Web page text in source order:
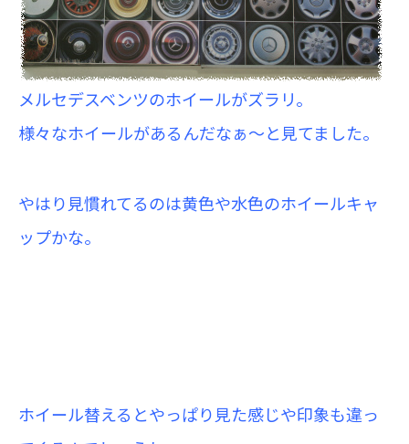
メルセデスベンツのホイールがズラリ。
様々なホイールがあるんだなぁ～と見てました。
やはり見慣れてるのは黄色や水色のホイールキャ
ップかな。
ホイール替えるとやっぱり見た感じや印象も違っ